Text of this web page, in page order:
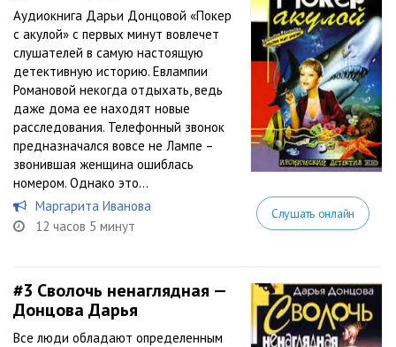
Аудиокнига Дарьи Донцовой «Покер
с акулой» с первых минут вовлечет
слушателей в самую настоящую
детективную историю. Евлампии
Романовой некогда отдыхать, ведь
даже дома ее находят новые
расследования. Телефонный звонок
предназначался вовсе не Лампе –
звонившая женщина ошиблась
номером. Однако это...
Маргарита Иванова
12 часов 5 минут
Слушать онлайн
#3 Сволочь ненаглядная —
Донцова Дарья
Все люди обладают определенным